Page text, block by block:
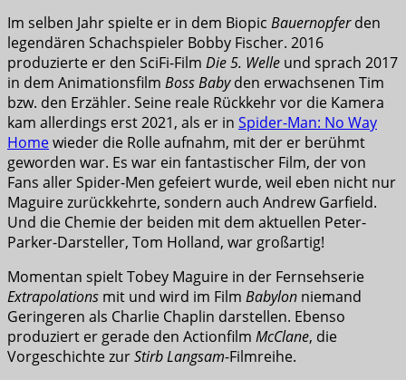
Im selben Jahr spielte er in dem Biopic Bauernopferden
legendären Schachspieler Bobby Fischer. 2016
produzierte er den SciFi-Film Die 5. Welle und sprach 2017
in dem Animationsfilm Boss Babyden erwachsenen Tim
bzw. den Erzähler. Seine reale Rückkehr vor die Kamera
kam allerdings erst 2021, als er in Spider-Man: No Way
Homewieder die Rolle aufnahm, mit der er berühmt
geworden war. Es war ein fantastischer Film, der von
Fans aller Spider-Men gefeiert wurde, weil eben nicht nur
Maguire zurückkehrte, sondern auch Andrew Garfield.
Und die Chemie der beiden mit dem aktuellen Peter-
Parker-Darsteller, Tom Holland, war großartig!
Momentan spielt Tobey Maguire in der Fernsehserie
Extrapolations mit und wird im Film Babylon niemand
Geringeren als Charlie Chaplin darstellen. Ebenso
produziert er gerade den Actionfilm McClane, die
Vorgeschichte zurStirb Langsam-Filmreihe.